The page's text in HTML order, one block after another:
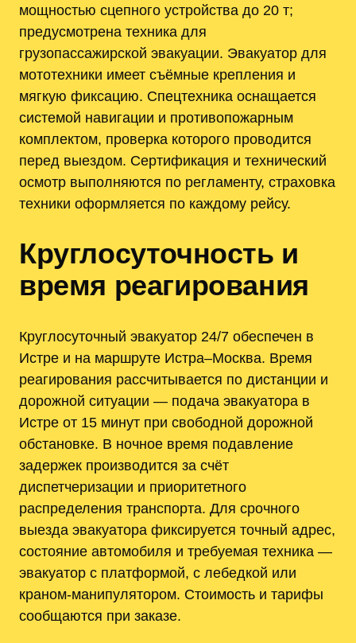
мощностью сцепного устройства до 20 т;
предусмотрена техника для
грузопассажирской эвакуации. Эвакуатор для
мототехники имеет съёмные крепления и
мягкую фиксацию. Спецтехника оснащается
системой навигации и противопожарным
комплектом, проверка которого проводится
перед выездом. Сертификация и технический
осмотр выполняются по регламенту, страховка
техники оформляется по каждому рейсу.
Круглосуточность и
время реагирования
Круглосуточный эвакуатор 24/7 обеспечен в
Истре и на маршруте Истра–Москва. Время
реагирования рассчитывается по дистанции и
дорожной ситуации — подача эвакуатора в
Истре от 15 минут при свободной дорожной
обстановке. В ночное время подавление
задержек производится за счёт
диспетчеризации и приоритетного
распределения транспорта. Для срочного
выезда эвакуатора фиксируется точный адрес,
состояние автомобиля и требуемая техника —
эвакуатор с платформой, с лебедкой или
краном-манипулятором. Стоимость и тарифы
сообщаются при заказе.